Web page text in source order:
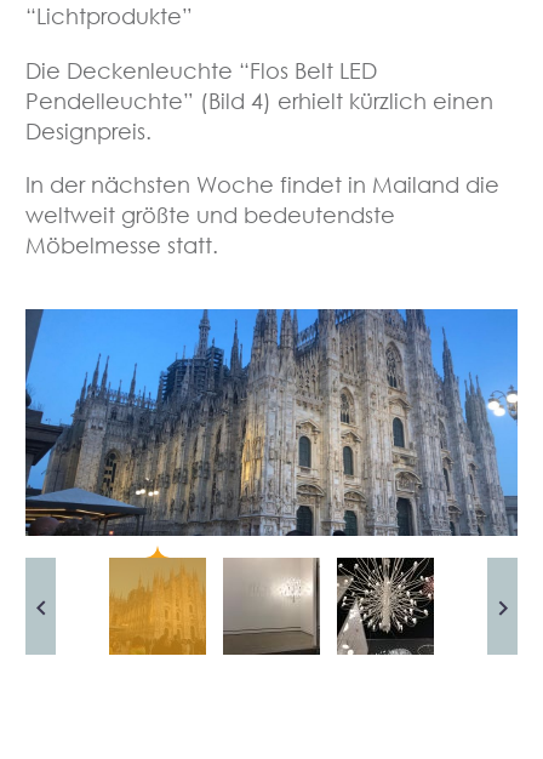
“Lichtprodukte”
Die Deckenleuchte “Flos Belt LED
Pendelleuchte” (Bild 4) erhielt kürzlich einen
Designpreis.
In der nächsten Woche findet in Mailand die
weltweit größte und bedeutendste
Möbelmesse statt.